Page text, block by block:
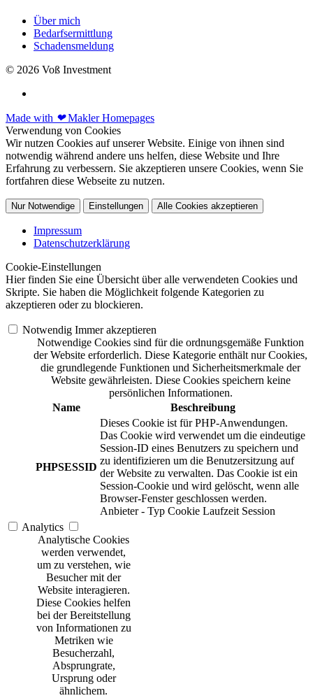
Über mich
Bedarfsermittlung
Schadensmeldung
© 2026 Voß Investment
Made with ❤Makler Homepages
Verwendung von Cookies
Wir nutzen Cookies auf unserer Website. Einige von ihnen sind
notwendig während andere uns helfen, diese Website und Ihre
Erfahrung zu verbessern. Sie akzeptieren unsere Cookies, wenn Sie
fortfahren diese Webseite zu nutzen.
Nur Notwendige Einstellungen Alle Cookies akzeptieren
Impressum
Datenschutzerklärung
Cookie-Einstellungen
Hier finden Sie eine Übersicht über alle verwendeten Cookies und
Skripte. Sie haben die Möglichkeit folgende Kategorien zu
akzeptieren oder zu blockieren.
Notwendig Immer akzeptieren
Notwendige Cookies sind für die ordnungsgemäße Funktion
der Website erforderlich. Diese Kategorie enthält nur Cookies,
die grundlegende Funktionen und Sicherheitsmerkmale der
Website gewährleisten. Diese Cookies speichern keine
persönlichen Informationen.
Name
Beschreibung
PHPSESSID
Dieses Cookie ist für PHP-Anwendungen.
Das Cookie wird verwendet um die eindeutige
Session-ID eines Benutzers zu speichern und
zu identifizieren um die Benutzersitzung auf
der Website zu verwalten. Das Cookie ist ein
Session-Cookie und wird gelöscht, wenn alle
Browser-Fenster geschlossen werden.
Anbieter - Typ Cookie Laufzeit Session
Analytics
Analytische Cookies
werden verwendet,
um zu verstehen, wie
Besucher mit der
Website interagieren.
Diese Cookies helfen
bei der Bereitstellung
von Informationen zu
Metriken wie
Besucherzahl,
Absprungrate,
Ursprung oder
ähnlichem.